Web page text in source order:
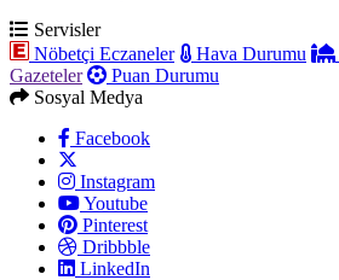
Servisler
Nöbetçi Eczaneler
Hava Durumu
Gazeteler
Puan Durumu
Sosyal Medya
Facebook
Instagram
Youtube
Pinterest
Dribbble
LinkedIn